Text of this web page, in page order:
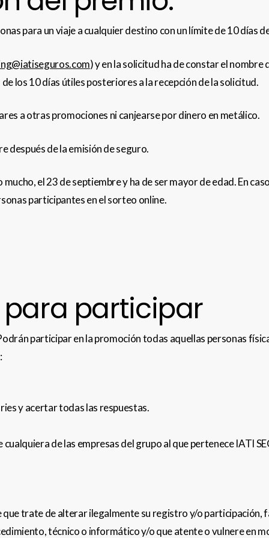
para un viaje a cualquier destino con un límite de 10 días
) y en la solicitud ha de constar el
los 10 días útiles posteriores a la recepción de la solicitud.
a otras promociones ni canjearse por dinero en metálico.
después de la emisión de seguro.
el 23 de septiembre y ha de ser mayor de edad. En
participantes en el sorteo online.
para participar
participar en la promoción todas aquellas personas
y acertar todas las respuestas.
de las empresas del grupo al que pertenece IATI
trate de alterar ilegalmente su registro y/o
técnico o informático y/o que atente o vulnere en